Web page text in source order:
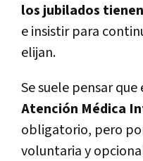
los jubilados
e insistir para
elijan.
Se suele pensar que
Atención Médica
obligatorio, pero
voluntaria y